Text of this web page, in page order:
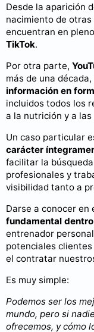
Desde la aparición
nacimiento de
encuentran en
TikTok.
Por otra parte,
más de una
información en
incluidos todos los
a la nutrición y a
Un caso particular
carácter
facilitar la
profesionales y
visibilidad tanto a
Darse a conocer en
fundamental
entrenador
potenciales
el contratar
Es muy simple:
Podemos ser los
mundo, pero si
ofrecemos, y cómo